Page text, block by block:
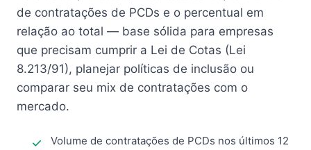
de contratações de PCDs e o percentual em
relação ao total — base sólida para empresas
que precisam cumprir a Lei de Cotas (Lei
8.213/91), planejar políticas de inclusão ou
comparar seu mix de contratações com o
mercado.
Volume de contratações de PCDs nos últimos 12